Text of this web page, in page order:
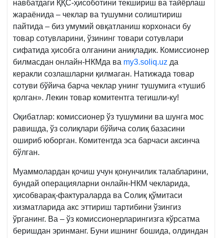
навбатдаги ҚҚС-ҳисоботини текшириш ва тайёрлаш
жараёнида – чеклар ва тушумни солиштириш
пайтида – биз умумий овқатланиш корхонаси бу
товар сотувларини, ўзининг товари сотувлари
сифатида ҳисобга олганини аниқладик. Комиссионер
билмасдан онлайн-НКМда ва my3.soliq.uz да
керакли созлашларни қилмаган. Натижада товар
сотуви бўйича барча чеклар унинг тушумига «тушиб
қолган». Лекин товар комитентга тегишли-ку!
Оқибатлар: комиссионер ўз тушумини ва шунга мос
равишда, ўз солиқлари бўйича солиқ базасини
ошириб юборган. Комитентда эса барчаси аксинча
бўлган.
Муаммолардан қочиш учун қонунчилик талабларини,
бундай операцияларни онлайн-НКМ чекларида,
ҳисобварақ-фактураларда ва Солиқ қўмитаси
хизматларида акс эттириш тартибини ўзингиз
ўрганинг. Ва – ўз комиссионерларингизга кўрсатма
беришдан эринманг. Буни ишнинг бошида, олдиндан